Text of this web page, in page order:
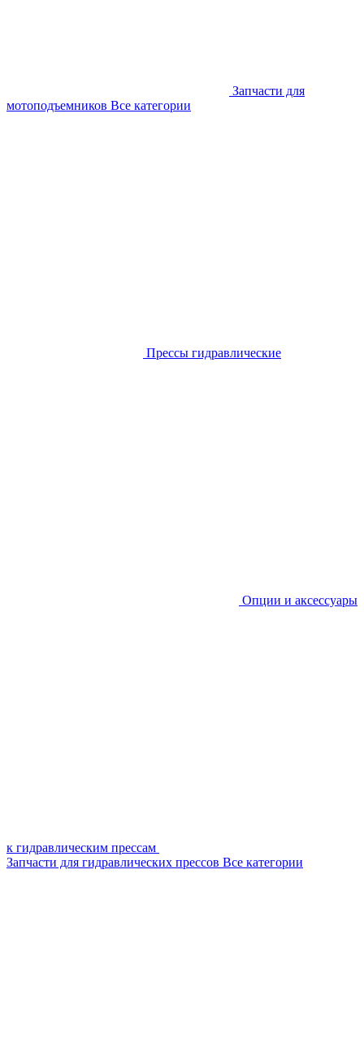
Запчасти для
мотоподъемников Все категории
Прессы гидравлические
Опции и аксессуары
к гидравлическим прессам
Запчасти для гидравлических прессов Все категории